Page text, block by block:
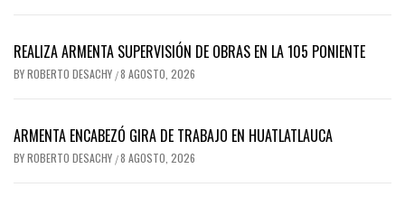
REALIZA ARMENTA SUPERVISIÓN DE OBRAS EN LA 105 PONIENTE
BYROBERTO DESACHY /8 AGOSTO, 2026
ARMENTA ENCABEZÓ GIRA DE TRABAJO EN HUATLATLAUCA
BYROBERTO DESACHY /8 AGOSTO, 2026